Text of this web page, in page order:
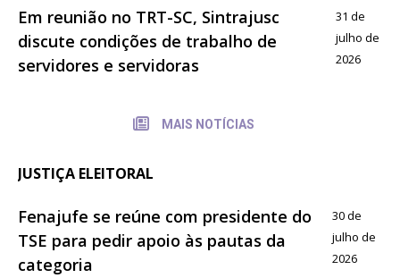
Em reunião no TRT-SC, Sintrajusc
discute condições de trabalho de
servidores e servidoras
31 de
julho de
2026
MAIS NOTÍCIAS
JUSTIÇA ELEITORAL
Fenajufe se reúne com presidente do
TSE para pedir apoio às pautas da
categoria
30 de
julho de
2026